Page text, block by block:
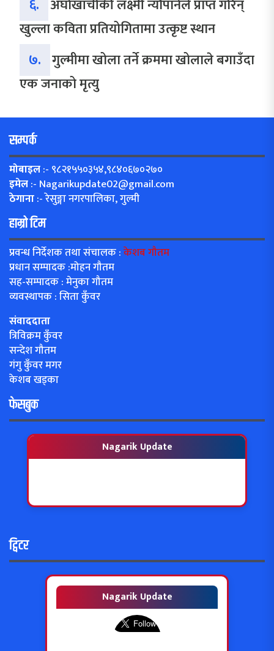
६. अर्घाखाँचीकी लक्ष्मी न्यौपानेले प्राप्त गरिन्
खुल्ला कविता प्रतियोगितामा उत्कृष्ट स्थान
७. गुल्मीमा खोला तर्ने क्रममा खोलाले बगाउँदा
एक जनाको मृत्यु
सम्पर्क
मोबाइल:- ९८२१५५०३५४,९८४०६७०२७०
इमेल:- Nagarikupdate02@gmail.com
ठेगाना:- रेसुङ्गा नगरपालिका, गुल्मी
हाम्रो टिम
प्रवन्ध निर्देशक तथा संचालक :केशब गौतम
प्रधान सम्पादक :मोहन गौतम
सह-सम्पादक : मेनुका गौतम
व्यवस्थापक : सिता कुँवर
संवाददाता
त्रिविक्रम कुँवर
सन्देश गौतम
गंगु कुँवर मगर
केशब खड्का
फेसबुक
Nagarik Update
ट्विटर
Nagarik Update